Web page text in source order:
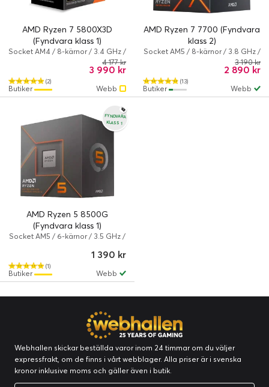
AMD Ryzen 7 5800X3D
(Fyndvara klass 1)
Socket AM4 / 8-kärnor / 3.4 GHz /
(2)
3 990 kr
4 177 kr
Webb
Butiker
AMD Ryzen 7 7700 (Fyndvara
klass 2)
Socket AM5 / 8-kärnor / 3.8 GHz /
(13)
2 890 kr
3 190 kr
Webb
Butiker
FYNDVARA
KLASS 1
AMD Ryzen 5 8500G
(Fyndvara klass 1)
Socket AM5 / 6-kärnor / 3.5 GHz /
(1)
1 390 kr
Webb
Butiker
Webhallen skickar beställda varor inom 24 timmar om du väljer
expressfrakt, om de finns i vårt webblager. Alla priser är i svenska
kronor inklusive moms och gäller även i butik.